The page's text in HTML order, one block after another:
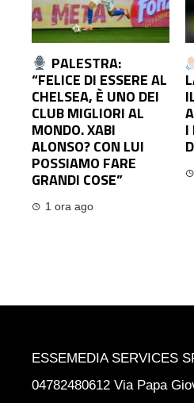
PALESTRA:
“FELICE DI ESSERE AL
CHELSEA, È UNO DEI
CLUB MIGLIORI AL
MONDO. XABI
ALONSO? CON LUI
POSSIAMO FARE
GRANDI COSE”
1 ora ago
I
ESSEMEDIA SERVICES
04782480612 Via Papa